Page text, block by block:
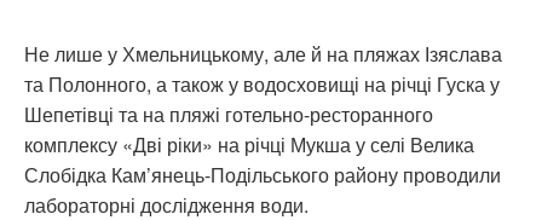
Не лише у Хмельницькому, але й на пляжах Ізяслава
та Полонного, а також у водосховищі на річці Гуска у
Шепетівці та на пляжі готельно-ресторанного
комплексу «Дві ріки» на річці Мукша у селі Велика
Слобідка Кам’янець-Подільського району проводили
лабораторні дослідження води.